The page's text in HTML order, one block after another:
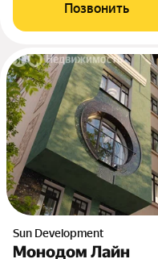
Позвонить
Sun Development
Монодом Лайн